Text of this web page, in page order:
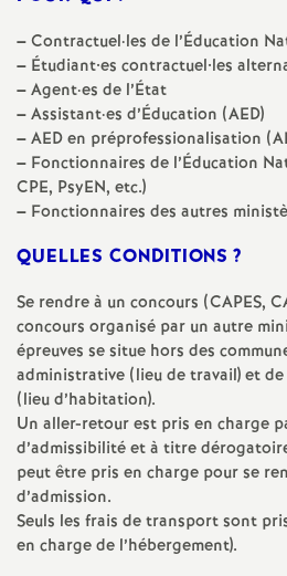
–Contractuel·les de l’Éducation
– Étudiant•es contractuel•les
–Agent·es de l’État
–Assistant·es d’Éducation (AED)
–AEDen préprofessionalisation (
– Fonctionnaires de l’Éducation
CPE, PsyEN, etc.)
– Fonctionnaires des autres
QUELLES CONDITIONS ?
Se rendre à un concours (CAPES,
concours organisé par un autre
épreuves se situe hors des
administrative (lieu de travail) et
(lieu d’habitation).
Un aller-retour est pris en charge
d’admissibilité et à titre
peut être pris en charge pour se
d’admission.
Seuls les frais de transport sont
en charge de l’hébergement).